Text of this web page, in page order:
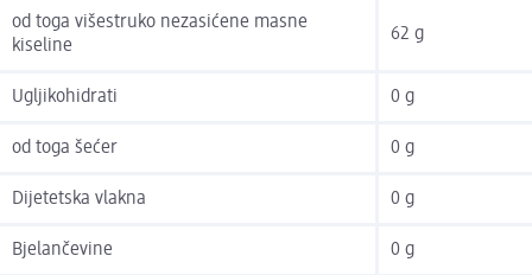
od toga višestruko nezasićene masne
kiseline
62 g
Ugljikohidrati 0 g
od toga šećer 0 g
Dijetetska vlakna 0 g
Bjelančevine 0 g